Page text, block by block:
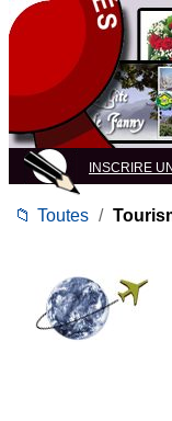
INSCRIRE
📁 Toutes /